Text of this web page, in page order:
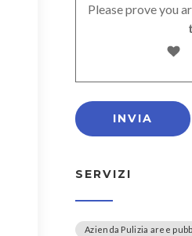
Please prove you
SERVIZI
Azienda Pulizia aree